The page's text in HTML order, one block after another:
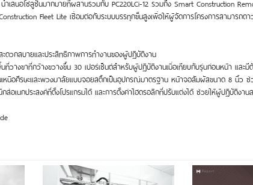
Fleet Lite เชื่อมต่อกับระบบบรรทุกขั้นสูงเพื่อให้ผู้จัดการโครงการสามารถด
ดวกสบายและประสิทธิภาพการทำงานของผู้ปฏิบัติงาน
วางขาที่กว้างขวางขึ้น 30 เปอร์เซ็นต์สำหรับผู้ปฏิบัติงานเมื่อเทียบกับรุ่นก่อนหน้า แล
หนือศีรษะและพวงมาลัยแบบจอยสติ๊กเป็นอุปกรณ์มาตรฐาน หน้าจอสัมผัสขนาด 8 นิ้ว
อเนกประสงค์ที่ตั้งโปรแกรมได้ และการตั้งค่าไฮดรอลิกที่ปรับแต่งได้ ช่วยให้ผู้ปฏิบัติงา